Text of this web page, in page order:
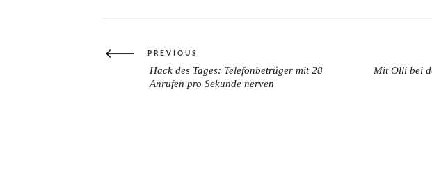
Beitragsnavigation
PREVIOUS
PREVIOUSHack des Tages: Telefonbetrüger mit 28
Anrufen pro Sekunde nerven
Mit Olli bei